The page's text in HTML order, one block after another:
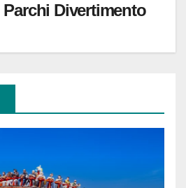
Parchi Divertimento